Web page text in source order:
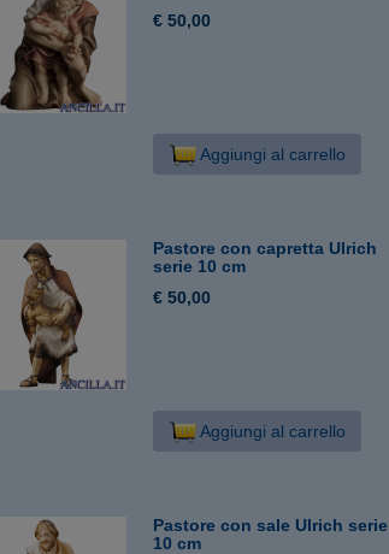
€ 50,00
Aggiungi al carrello
Pastore con capretta Ulrich
serie 10 cm
€ 50,00
Aggiungi al carrello
Pastore con sale Ulrich serie
10 cm